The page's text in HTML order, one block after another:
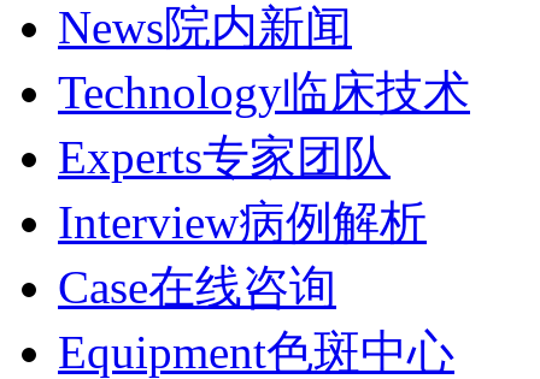
News院内新闻
Technology临床技术
Experts专家团队
Interview病例解析
Case在线咨询
Equipment色斑中心